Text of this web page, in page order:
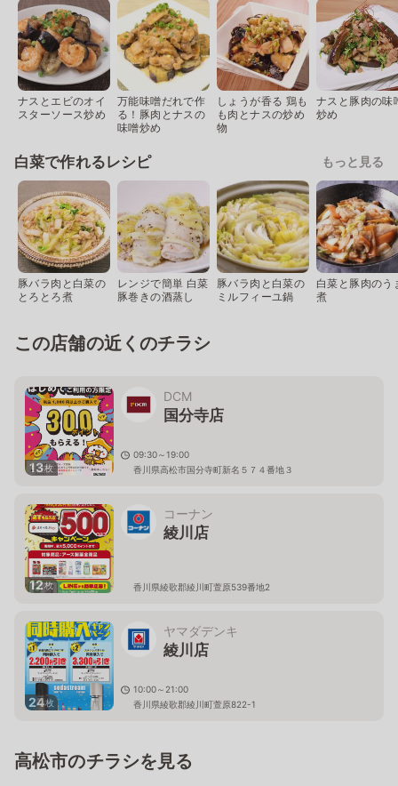
ナスとエビのオイ
スターソース炒め
万能味噌だれで作
る！豚肉とナスの
味噌炒め
しょうが香る 鶏も
も肉とナスの炒め
物
ナスと豚肉の味
炒め
白菜で作れるレシピ もっと見る
豚バラ肉と白菜の
とろとろ煮
レンジで簡単 白菜
豚巻きの酒蒸し
豚バラ肉と白菜の
ミルフィーユ鍋
白菜と豚肉のう
煮
この店舗の近くのチラシ
13枚
DCM
国分寺店
09:30～19:00
香川県高松市国分寺町新名５７４番地３
12枚
コーナン
綾川店
香川県綾歌郡綾川町萱原539番地2
24枚
ヤマダデンキ
綾川店
10:00～21:00
香川県綾歌郡綾川町萱原822-1
高松市のチラシを見る